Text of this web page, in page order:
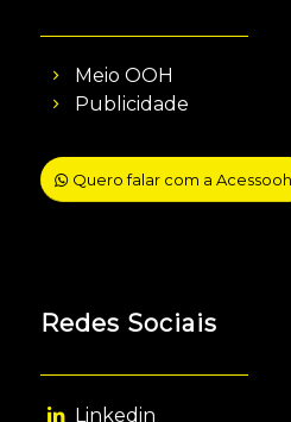
Meio OOH
Publicidade
Quero falar com a Acessooh
Redes Sociais
Linkedin